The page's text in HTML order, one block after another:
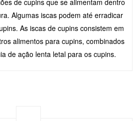
de cupins que se alimentam dentro
Algumas iscas podem até erradicar
As iscas de cupins consistem em
alimentos para cupins, combinados
de ação lenta letal para os cupins.